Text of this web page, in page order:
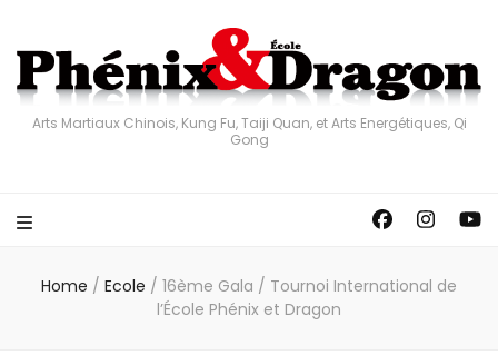
Arts Martiaux Chinois, Kung Fu, Taiji Quan, et Arts Energétiques, Qi
Gong
Home / Ecole / 16ème Gala / Tournoi International de
l’École Phénix et Dragon